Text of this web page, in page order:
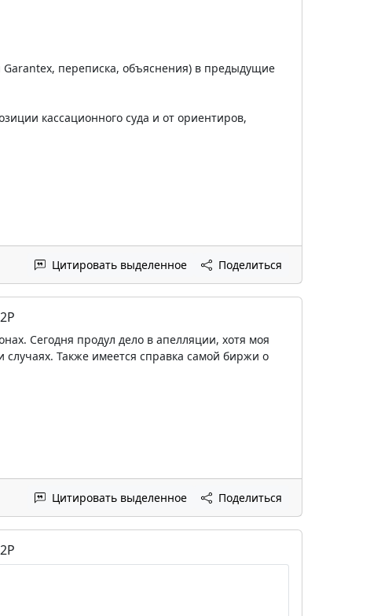
Garantex, переписка, объяснения) в предыдущие
кассационного суда и от ориентиров,
Цитировать выделенное Поделиться
Сегодня продул дело в апелляции, хотя моя
Также имеется справка самой биржи о
Цитировать выделенное Поделиться